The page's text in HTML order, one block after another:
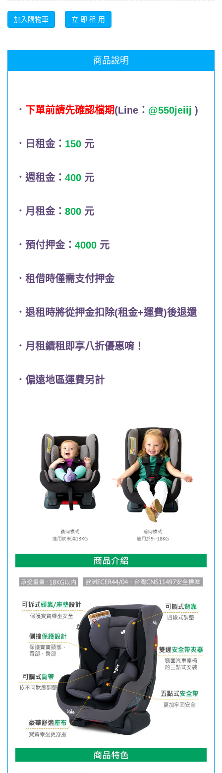
商品說明
． 下單前請先確認檔期(Line： @550jeiij )
．日租金： 150 元
．週租金： 400 元
．月租金： 800 元
．預付押金： 4000 元
．租借時僅需支付押金
．退租時將從押金扣除(租金+運費)後退還
．月租續租即享八折優惠唷！
．偏遠地區運費另計